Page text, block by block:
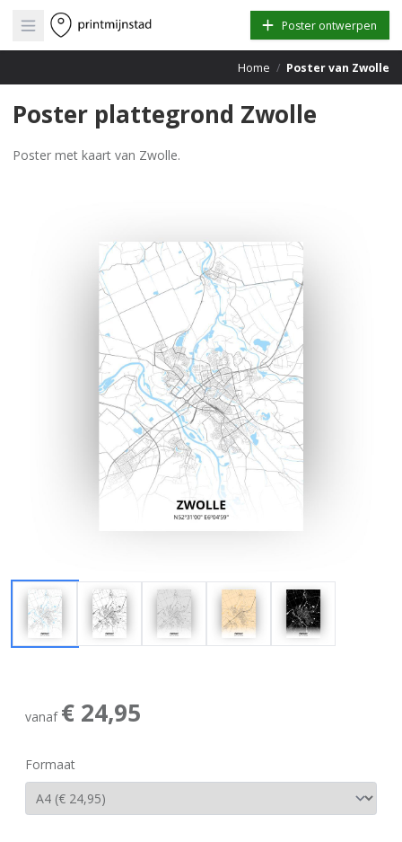
Open main menu Poster ontwerpen
Home / Poster van Zwolle
Poster plattegrond Zwolle
Poster met kaart van Zwolle.
vanaf € 24,95
Formaat